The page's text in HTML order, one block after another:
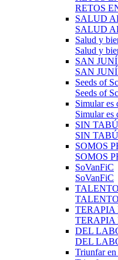
RETOS
SALUD
SALUD
Salud y
Salud y
SAN
SAN
Seeds of
Seeds of
Simular es
Simular es
SIN
SIN
SOMOS
SOMOS
SoVanFiC
SoVanFiC
TERAPIA
TERAPIA
DEL
DEL
Triunfar en